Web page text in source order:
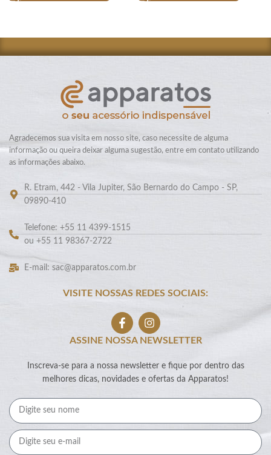
Agradecemos sua visita em nosso site, caso necessite de alguma
informação ou queira deixar alguma sugestão, entre em contato utilizando
as informações abaixo.
R. Etram, 442 - Vila Jupiter, São Bernardo do Campo - SP,
09890-410
Telefone: +55 11 4399-1515
ou +55 11 98367-2722
E-mail: sac@apparatos.com.br
VISITE NOSSAS REDES SOCIAIS:
ASSINE NOSSA NEWSLETTER
Inscreva-se para a nossa newsletter e fique por dentro das
melhores dicas, novidades e ofertas da Apparatos!